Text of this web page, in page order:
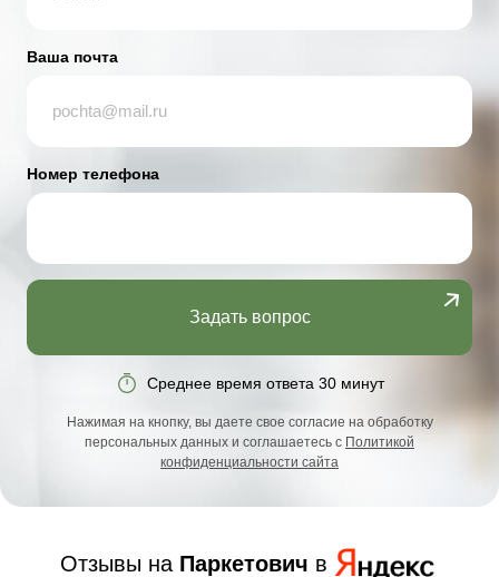
Ваша почта
Номер телефона
Задать вопрос
Среднее время ответа 30 минут
Нажимая на кнопку, вы даете свое согласие на обработку
персональных данных и соглашаетесь с Политикой
конфиденциальности сайта
Отзывы на Паркетович в